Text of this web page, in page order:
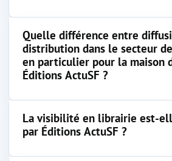
Quelle différence entre
distribution dans le secteur
en particulier pour la maison
Éditions ActuSF ?
La visibilité en librairie est-
par Éditions ActuSF ?